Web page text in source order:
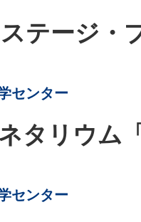
テージ・
センター
タリウム
センター